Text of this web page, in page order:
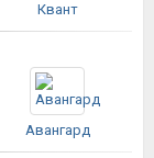
Квант
Авангард